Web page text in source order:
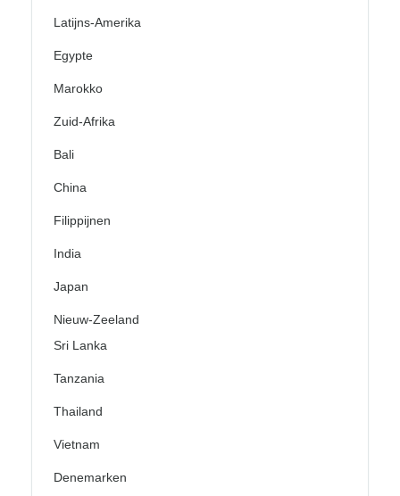
Latijns-Amerika
Egypte
Marokko
Zuid-Afrika
Bali
China
Filippijnen
India
Japan
Nieuw-Zeeland
Sri Lanka
Tanzania
Thailand
Vietnam
Denemarken